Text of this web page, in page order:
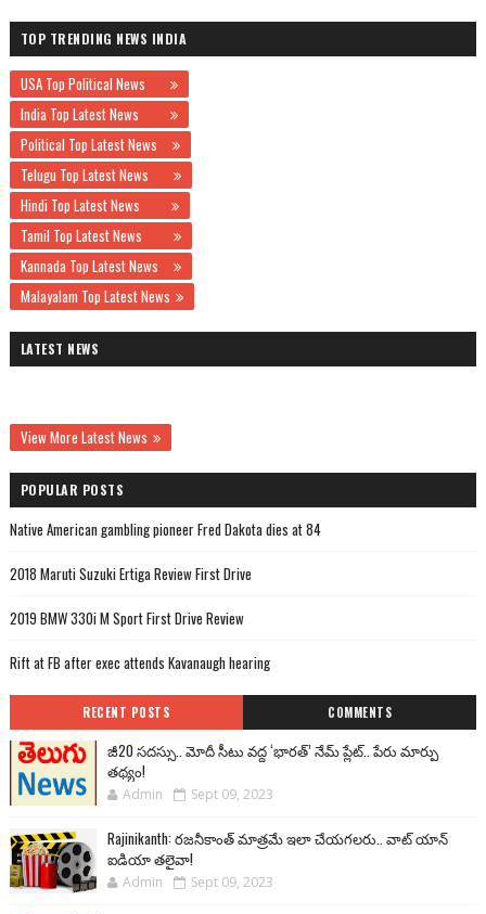
TOP TRENDING NEWS INDIA
USA Top Political News
India Top Latest News
Political Top Latest News
Telugu Top Latest News
Hindi Top Latest News
Tamil Top Latest News
Kannada Top Latest News
Malayalam Top Latest News
LATEST NEWS
View More Latest News
POPULAR POSTS
Native American gambling pioneer Fred Dakota dies at 84
2018 Maruti Suzuki Ertiga Review First Drive
2019 BMW 330i M Sport First Drive Review
Rift at FB after exec attends Kavanaugh hearing
RECENT POSTS COMMENTS
జీ20 సదస్సు.. మోదీ సీటు వద్ద ‘భారత్’ నేమ్ ప్లేట్‌.. పేరు మార్పు
తథ్యం!
Admin Sept 09, 2023
Rajinikanth: రజనీకాంత్ మాత్రమే ఇలా చేయగలరు.. వాట్ యాన్
ఐడియా తలైవా!
Admin Sept 09, 2023